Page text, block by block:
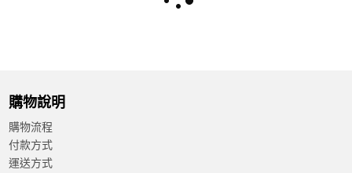
購物說明
購物流程
付款方式
運送方式